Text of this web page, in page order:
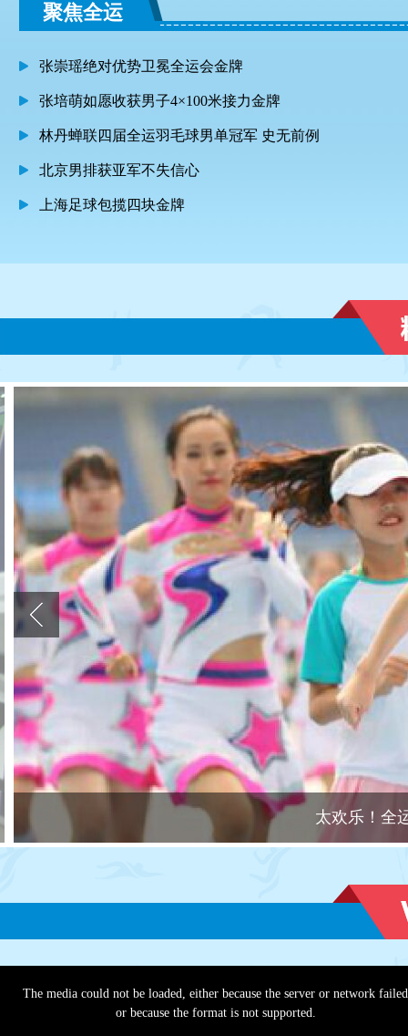
聚焦全运
张崇瑶绝对优势卫冕全运会金牌
张培萌如愿收获男子4×100米接力金牌
林丹蝉联四届全运羽毛球男单冠军 史无前例
北京男排获亚军不失信心
上海足球包揽四块金牌
太欢乐！全
The media could not be loaded, either because the server or network failed
or because the format is not supported.